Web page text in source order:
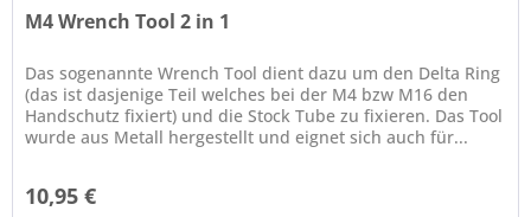
M4 Wrench Tool 2 in 1
Das sogenannte Wrench Tool dient dazu um den Delta Ring
(das ist dasjenige Teil welches bei der M4 bzw M16 den
Handschutz fixiert) und die Stock Tube zu fixieren. Das Tool
wurde aus Metall hergestellt und eignet sich auch für...
10,95 €